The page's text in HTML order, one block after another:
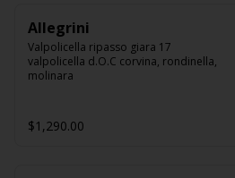
Allegrini
Valpolicella ripasso giara 17
valpolicella d.O.C corvina, rondinella,
molinara
$1,290.00